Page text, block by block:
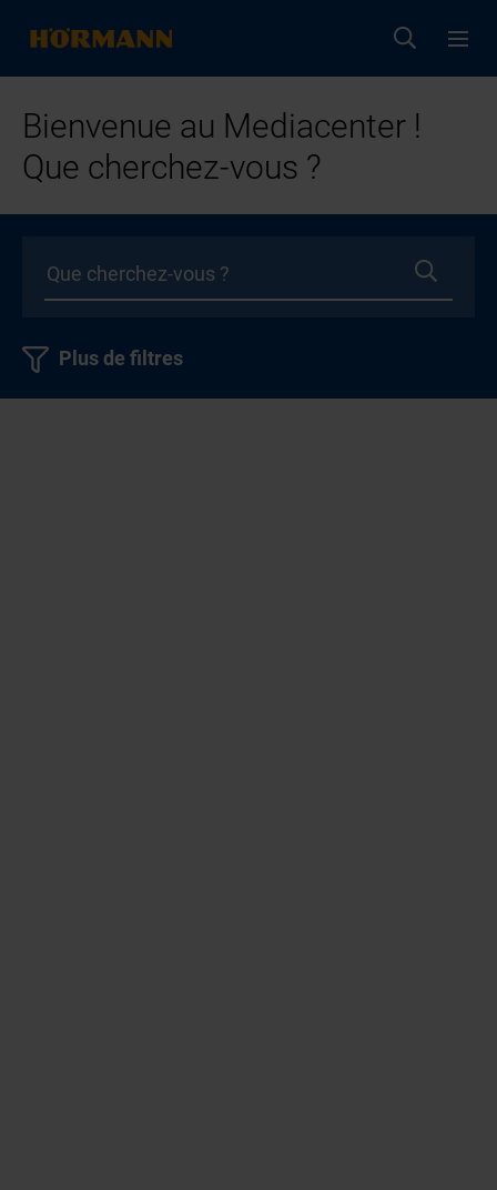
Bienvenue au Mediacenter !
Que cherchez-vous ?
Plus de filtres